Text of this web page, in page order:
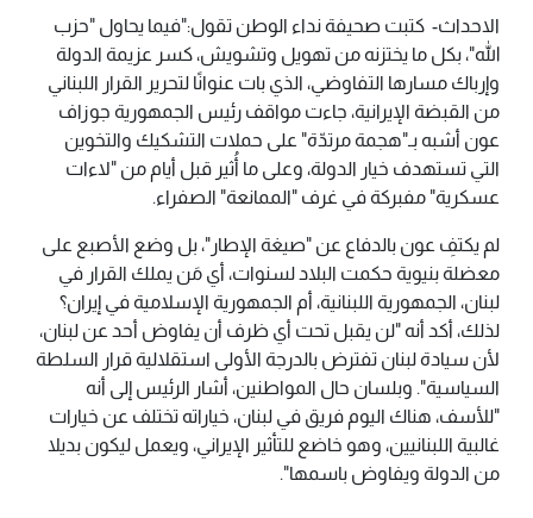
الاحداث- كتبت صحيفة نداء الوطن تقول:"فيما يحاول "حزب
الله"، بكل ما يختزنه من تهويل وتشويش، كسر عزيمة الدولة
وإرباك مسارها التفاوضي، الذي بات عنوانًا لتحرير القرار اللبناني
من القبضة الإيرانية، جاءت مواقف رئيس الجمهورية جوزاف
عون أشبه بـ"هجمة مرتدّة" على حملات التشكيك والتخوين
التي تستهدف خيار الدولة، وعلى ما أُثير قبل أيام من "لاءات
عسكرية" مفبركة في غرف "الممانعة" الصفراء.
لم يكتفِ عون بالدفاع عن "صيغة الإطار"، بل وضع الأصبع على
معضلة بنيوية حكمت البلاد لسنوات، أي مَن يملك القرار في
لبنان، الجمهورية اللبنانية، أم الجمهورية الإسلامية في إيران؟
لذلك، أكد أنه "لن يقبل تحت أي ظرف أن يفاوض أحد عن لبنان،
لأن سيادة لبنان تفترض بالدرجة الأولى استقلالية قرار السلطة
السياسية". وبلسان حال المواطنين، أشار الرئيس إلى أنه
"للأسف، هناك اليوم فريق في لبنان، خياراته تختلف عن خيارات
غالبية اللبنانيين، وهو خاضع للتأثير الإيراني، ويعمل ليكون بديلا
من الدولة ويفاوض باسمها".